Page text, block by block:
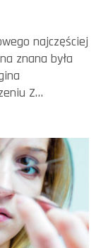
najczęściej
znana była
Z…